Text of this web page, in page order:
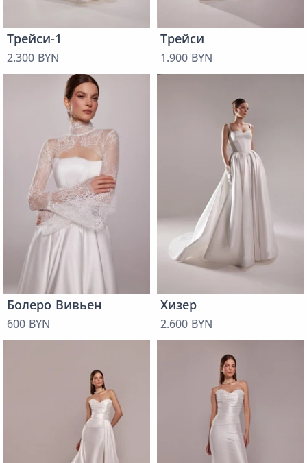
Трейси-1
2.300 BYN
Трейси
1.900 BYN
Болеро Вивьен
600 BYN
Хизер
2.600 BYN